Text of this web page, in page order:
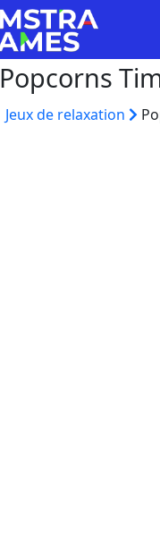
Popcorns
Jeux de relaxation